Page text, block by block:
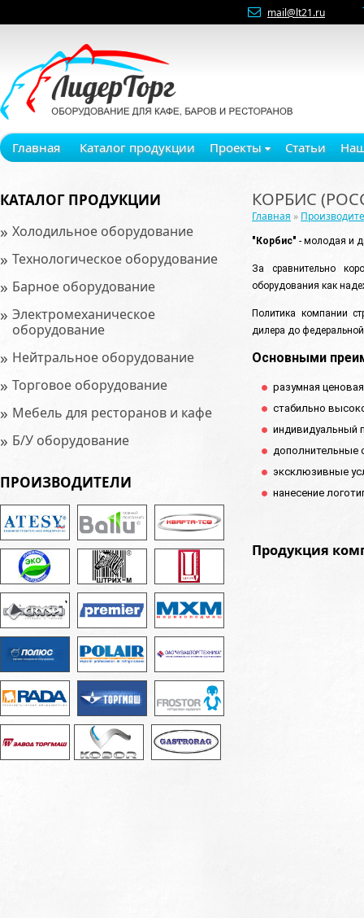
mail@lt21.ru
Главная Каталог продукции Проекты Статьи
КАТАЛОГ ПРОДУКЦИИ
» Холодильное оборудование
» Технологическое оборудование
» Барное оборудование
» Электромеханическое
оборудование
» Нейтральное оборудование
» Торговое оборудование
» Мебель для ресторанов и кафе
» Б/У оборудование
ПРОИЗВОДИТЕЛИ
КОРБИС
Главная »
"Корбис" - молодая и
За сравнительно
оборудования как
Политика компании
дилера до федеральной
Основными
разумная
стабильно
индивидуальный
дополнительные
эксклюзивные
нанесение
Продукция